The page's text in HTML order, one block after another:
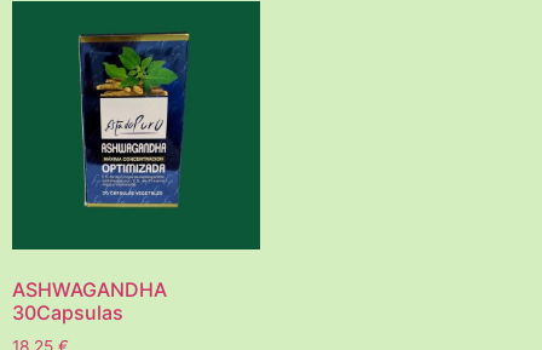
ASHWAGANDHA
30Capsulas